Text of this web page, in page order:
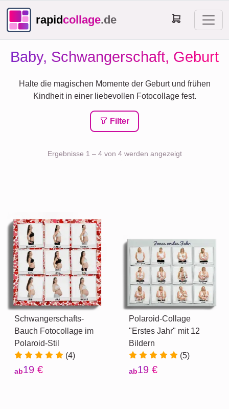
rapidcollage.de
Baby, Schwangerschaft, Geburt
Halte die magischen Momente der Geburt und frühen
Kindheit in einer liebevollen Fotocollage fest.
Filter
Ergebnisse 1 – 4 von 4 werden angezeigt
Schwangerschafts-
Bauch Fotocollage im
Polaroid-Stil
(4)
ab19 €
Polaroid-Collage
"Erstes Jahr" mit 12
Bildern
(5)
ab19 €